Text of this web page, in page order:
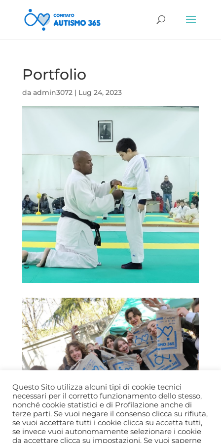
Portfolio
da admin3072| Lug 24, 2023
Questo Sito utilizza alcuni tipi di cookie tecnici
necessari per il corretto funzionamento dello stesso,
nonché cookie statistici e di Profilazione anche di
terze parti. Se vuoi negare il consenso clicca su rifiuta,
se vuoi accettare tutti i cookie clicca su accetta tutti,
se invece vuoi autonomamente selezionare i cookie
da accettare clicca su impostazioni. Se vuoi saperne